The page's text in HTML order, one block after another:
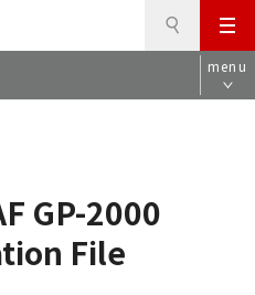
メ
ニ
ュ
menu
GP-2000
File